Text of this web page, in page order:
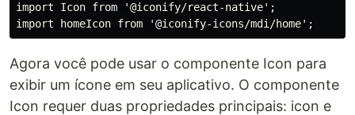
import Icon from '@iconify/react-native';
Agora você pode usar o componente Icon para
exibir um ícone em seu aplicativo. O componente
Icon requer duas propriedades principais: icon e